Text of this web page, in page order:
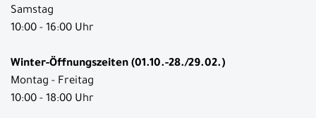
Samstag
10:00 - 16:00 Uhr
Winter-Öffnungszeiten (01.10.-28./29.02.)
Montag - Freitag
10:00 - 18:00 Uhr